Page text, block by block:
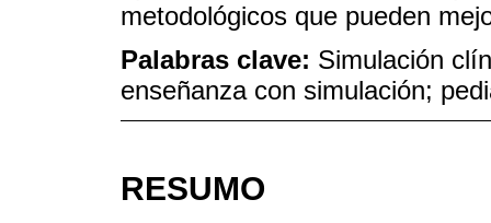
metodológicos que pueden
Palabras clave: Simulación
enseñanza con simulación;
RESUMO